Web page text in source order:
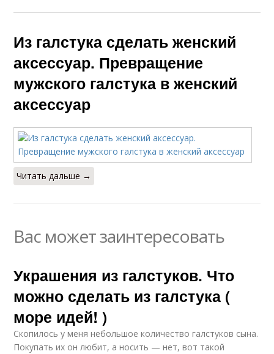
Из галстука сделать женский
аксессуар. Превращение
мужского галстука в женский
аксессуар
Читать дальше →
Вас может заинтересовать
Украшения из галстуков. Что
можно сделать из галстука (
море идей! )
Скопилось у меня небольшое количество галстуков сына.
Покупать их он любит, а носить — нет, вот такой